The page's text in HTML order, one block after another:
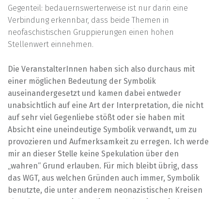
Gegenteil: bedauernswerterweise ist nur darin eine
Verbindung erkennbar, dass beide Themen in
neofaschistischen Gruppierungen einen hohen
Stellenwert einnehmen.
Die VeranstalterInnen haben sich also durchaus mit
einer möglichen Bedeutung der Symbolik
auseinandergesetzt und kamen dabei entweder
unabsichtlich auf eine Art der Interpretation, die nicht
auf sehr viel Gegenliebe stößt oder sie haben mit
Absicht eine uneindeutige Symbolik verwandt, um zu
provozieren und Aufmerksamkeit zu erregen. Ich werde
mir an dieser Stelle keine Spekulation über den
„wahren“ Grund erlauben. Für mich bleibt übrig, dass
das WGT, aus welchen Gründen auch immer, Symbolik
benutzte, die unter anderem neonazistischen Kreisen